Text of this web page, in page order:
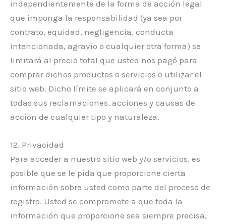
independientemente de la forma de acción legal
que imponga la responsabilidad (ya sea por
contrato, equidad, negligencia, conducta
intencionada, agravio o cualquier otra forma) se
limitará al precio total que usted nos pagó para
comprar dichos productos o servicios o utilizar el
sitio web. Dicho límite se aplicará en conjunto a
todas sus reclamaciones, acciones y causas de
acción de cualquier tipo y naturaleza.
12. Privacidad
Para acceder a nuestro sitio web y/o servicios, es
posible que se le pida que proporcione cierta
información sobre usted como parte del proceso de
registro. Usted se compromete a que toda la
información que proporcione sea siempre precisa,